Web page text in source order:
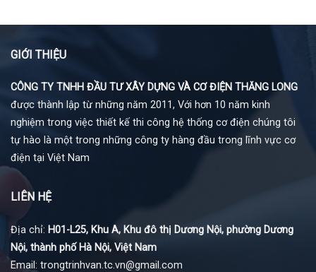
GIỚI THIỆU
CÔNG TY TNHH ĐẦU TƯ XÂY DỰNG VÀ CƠ ĐIỆN THĂNG LONG
được thành lập từ những năm 2011, Với hơn 10 năm kinh
nghiệm trong việc thiết kế thi công hệ thống cơ điện chúng tôi
tự hào là một trong những công ty hàng đầu trong lĩnh vực cơ
điện tại Việt Nam
LIÊN HỆ
Địa chỉ: H01-L25, Khu A, Khu đô thị Dương Nội, phường Dương
Nội, thành phố Hà Nội, Việt Nam
Email: trongtrinhvan.tc.vn@gmail.com